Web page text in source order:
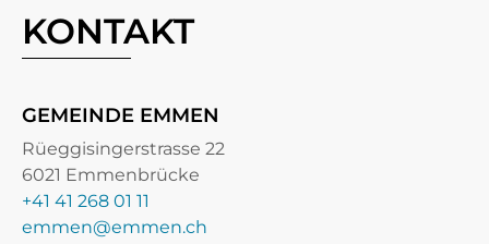
KONTAKT
GEMEINDE EMMEN
Rüeggisingerstrasse 22
6021 Emmenbrücke
+41 41 268 01 11
emmen@emmen.ch